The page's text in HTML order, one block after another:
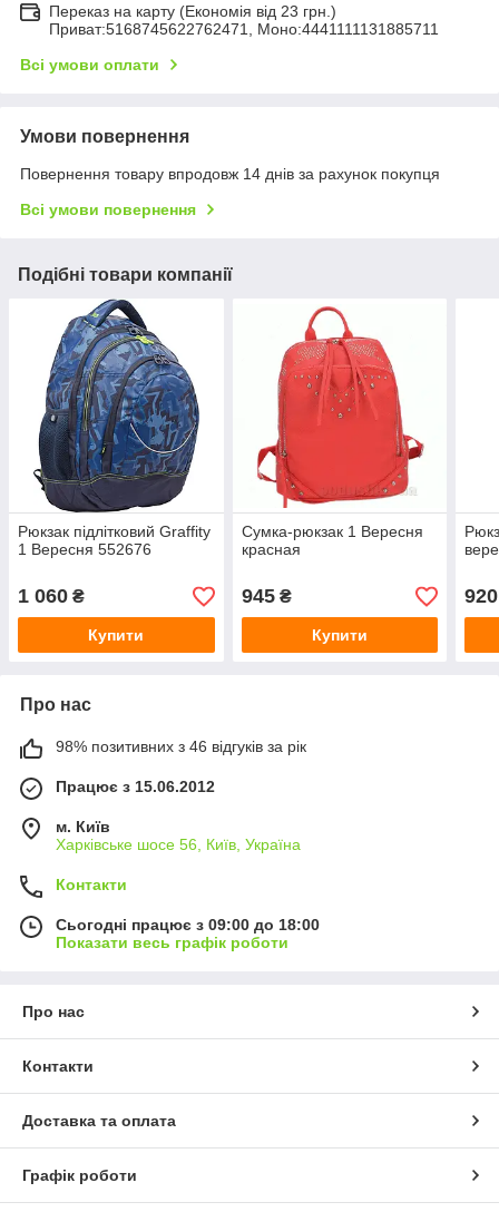
Переказ на карту (Економія від 23 грн.)
Приват:5168745622762471, Моно:4441111131885711
Всі умови оплати
Умови повернення
Повернення товару впродовж 14 днів за рахунок покупця
Всі умови повернення
Подібні товари компанії
Рюкзак підлітковий Graffity
1 Вересня 552676
1 060 ₴
Купити
Сумка-рюкзак 1 Вересня
красная
945₴
Купити
920
Про нас
98% позитивних з 46 відгуків за рік
Працює з 15.06.2012
м. Київ
Харківське шосе 56, Київ, Україна
Контакти
Сьогодні працює з 09:00 до 18:00
Показати весь графік роботи
Про нас
Контакти
Доставка та оплата
Графік роботи